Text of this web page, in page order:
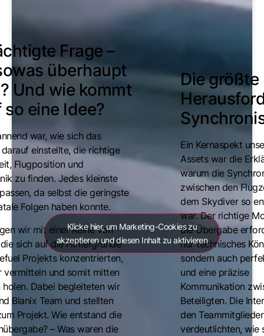
Frage –
überhaupt
Und wie kommt
eine Idee?
war, wie sich das
einstellte, die richtige
Flugposition und
zu finden. Jedes kleinste
da selbst die geringste
Folgen haben konnte.
wir mit einer Reihe von
sich auf die Hintergründe
Projekts konzentrierten,
vermitteln und somit mitten
holen. Dabei begleiteten wir
Blanix Team und stellten
Projekt. Wie entstand die
– Was waren die
Die größte
Ein Kernaspekt
Assets war die
warum die
zwischen den
dem Skydiver so
war. Der richtige
die Übergabe
nur technisches
sondern auch
und eine präzise
Kommunikation
Beteiligten. Die
den
verdeutlichten, wie
Klicke hier, um Marketing-Cookies zu
akzeptieren und diesen Inhalt zu aktivieren